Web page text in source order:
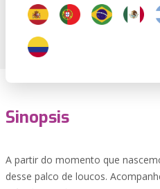
Sinopsis
A partir do momento que
desse palco de loucos.